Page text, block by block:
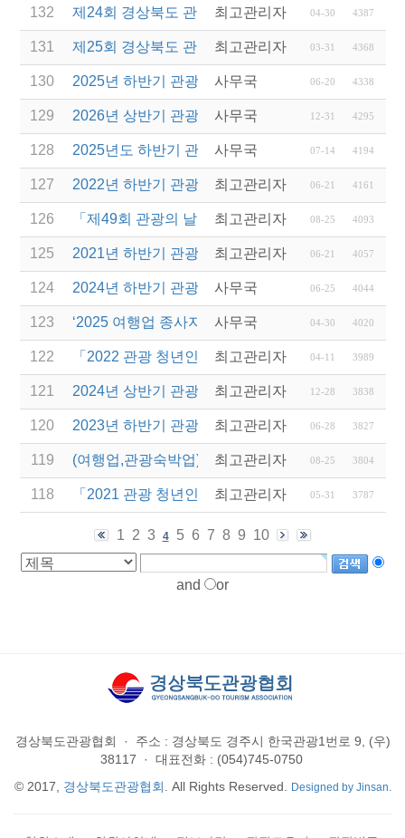
132 제24회 경상북도 관광기념품 공모전 수상작 발표
최고관리자 04-30 4387
131 제25회 경상북도 관광기념품 공모전 개최 공고
최고관리자 03-31 4368
130 2025년 하반기 관광진흥개발기금 융지지원 공고 안
사무국 06-20 4338
129 2026년 상반기 관광진흥개발기금 융자 시행 안내
사무국 12-31 4295
128 2025년도 하반기 관광진흥개발기금 융자 설명회 실
사무국 07-14 4194
127 2022년 하반기 관광진흥개발기금 융자 시행 안내
최고관리자 06-21 4161
126 「제49회 관광의 날」경상북도 관광진흥유공 표창
최고관리자 08-25 4093
125 2021년 하반기 관광진흥개발기금 융자 시행 안내
최고관리자 06-21 4057
124 2024년 하반기 관광진흥개발기금 융지지원지침 공
사무국 06-25 4044
123 ‘2025 여행업 종사자 직무역량 강화 교육’ 교육생 모
사무국 04-30 4020
122 「2022 관광 청년인턴제 지원 사업」 참여 사업체
최고관리자 04-11 3989
121 2024년 상반기 관광진흥개발기금 융자 시행 안내
최고관리자 12-28 3838
120 2023년 하반기 관광진흥개발기금 융자시행 안내
최고관리자 06-28 3827
119 (여행업,관광숙박업)특별고용지원 업종의 고용안정
최고관리자 08-25 3804
118 「2021 관광 청년인턴제 지원사업」참여 사업체 추
최고관리자 05-31 3787
1 2 3 4 5 6 7 8 9 10
and or
경상북도관광협회 ·
주소 : 경상북도 경주시 한국관광1번로 9, (우)
38117
·
대표전화 : (054)745-0750
© 2017, 경상북도관광협회 . All Rights Reserved. Designed by Jinsan.